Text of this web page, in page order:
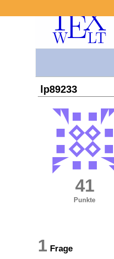
lp89233
41
Punkte
1 Frage